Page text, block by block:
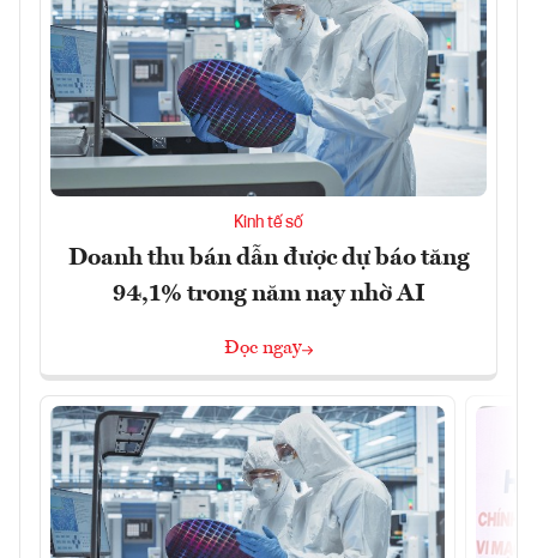
Kinh tế số
Doanh thu bán dẫn được dự báo tăng
94,1% trong năm nay nhờ AI
Đọc ngay